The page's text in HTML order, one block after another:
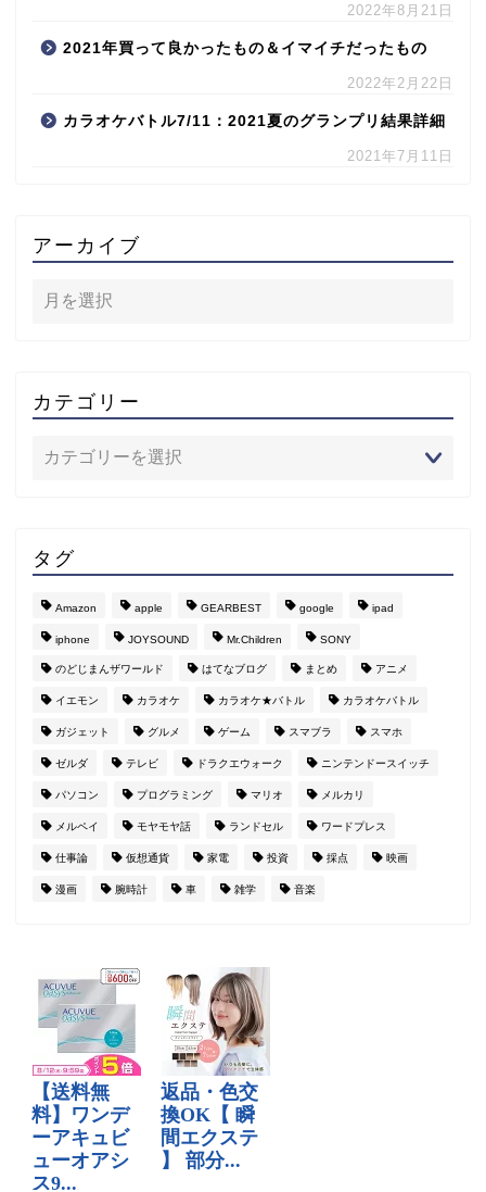
2022年8月21日
2021年買って良かったもの＆イマイチだったもの
2022年2月22日
カラオケバトル7/11：2021夏のグランプリ結果詳細
2021年7月11日
アーカイブ
カテゴリー
タグ
Amazon apple GEARBEST google ipad
iphone JOYSOUND Mr.Children SONY
のどじまんザワールド はてなブログ まとめ アニメ
イエモン カラオケ カラオケ★バトル カラオケバトル
ガジェット グルメ ゲーム スマブラ スマホ
ゼルダ テレビ ドラクエウォーク ニンテンドースイッチ
パソコン プログラミング マリオ メルカリ
メルペイ モヤモヤ話 ランドセル ワードプレス
仕事論 仮想通貨 家電 投資 採点 映画
漫画 腕時計 車 雑学 音楽